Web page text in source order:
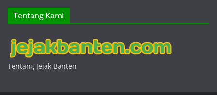
Tentang Kami
Tentang Jejak Banten